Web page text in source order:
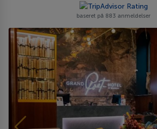
baseret på 883 anmeldelser